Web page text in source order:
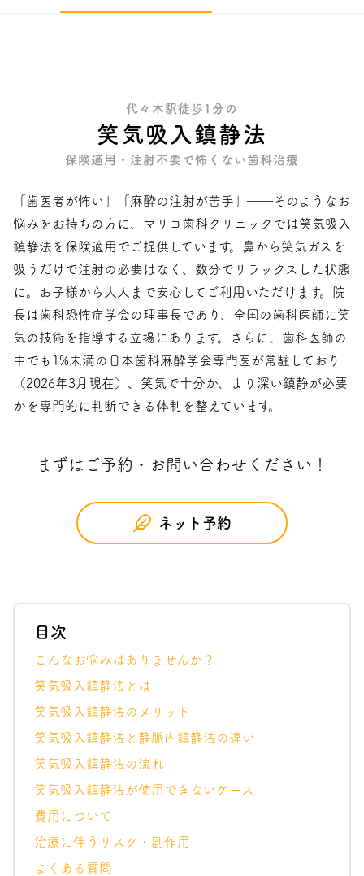
代々木駅徒歩1分の
笑気吸入鎮静法
保険適用・注射不要で怖くない歯科治療
「歯医者が怖い」「麻酔の注射が苦手」――そのようなお
悩みをお持ちの方に、マリコ歯科クリニックでは笑気吸入
鎮静法を保険適用でご提供しています。鼻から笑気ガスを
吸うだけで注射の必要はなく、数分でリラックスした状態
に。お子様から大人まで安心してご利用いただけます。院
長は歯科恐怖症学会の理事長であり、全国の歯科医師に笑
気の技術を指導する立場にあります。さらに、歯科医師の
中でも1%未満の日本歯科麻酔学会専門医が常駐しており
（2026年3月現在）、笑気で十分か、より深い鎮静が必要
かを専門的に判断できる体制を整えています。
まずはご予約・お問い合わせください！
ネット予約
目次
こんなお悩みはありませんか？
笑気吸入鎮静法とは
笑気吸入鎮静法のメリット
笑気吸入鎮静法と静脈内鎮静法の違い
笑気吸入鎮静法の流れ
笑気吸入鎮静法が使用できないケース
費用について
治療に伴うリスク・副作用
よくある質問